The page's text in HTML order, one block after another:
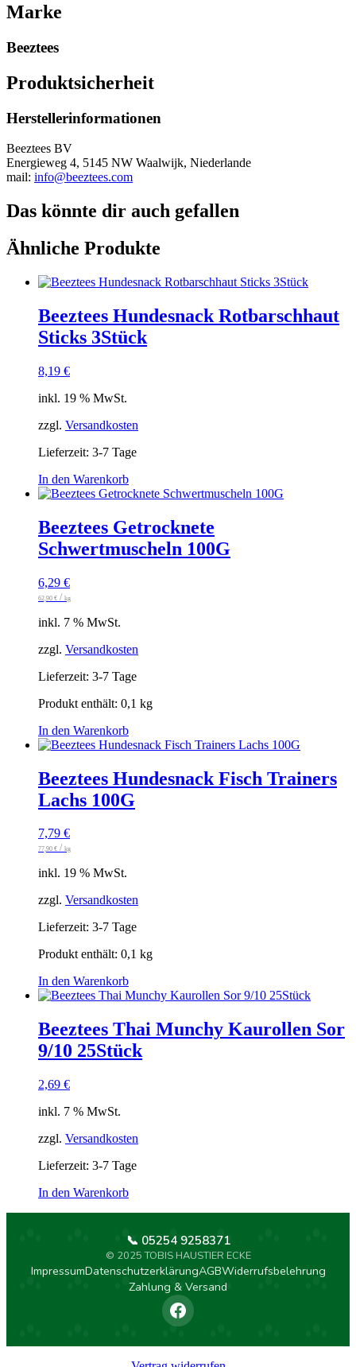
Marke
Beeztees
Produktsicherheit
Herstellerinformationen
Beeztees BV
Energieweg 4, 5145 NW Waalwijk, Niederlande
mail: info@beeztees.com
Das könnte dir auch gefallen
Ähnliche Produkte
Beeztees Hundesnack Rotbarschhaut
Sticks 3Stück
8,19 €
inkl. 19 % MwSt.
zzgl. Versandkosten
Lieferzeit: 3-7 Tage
In den Warenkorb
Beeztees Getrocknete
Schwertmuscheln 100G
6,29 €
62,90 € / kg
inkl. 7 % MwSt.
zzgl. Versandkosten
Lieferzeit: 3-7 Tage
Produkt enthält: 0,1 kg
In den Warenkorb
Beeztees Hundesnack Fisch Trainers
Lachs 100G
7,79 €
77,90 € / kg
inkl. 19 % MwSt.
zzgl. Versandkosten
Lieferzeit: 3-7 Tage
Produkt enthält: 0,1 kg
In den Warenkorb
Beeztees Thai Munchy Kaurollen Sor
9/10 25Stück
2,69 €
inkl. 7 % MwSt.
zzgl. Versandkosten
Lieferzeit: 3-7 Tage
In den Warenkorb
ImpressumDatenschutzerklärungAGBWiderrufsbelehrung
Zahlung & Versand
📞 05254 9258371
© 2025 TOBIS HAUSTIER ECKE